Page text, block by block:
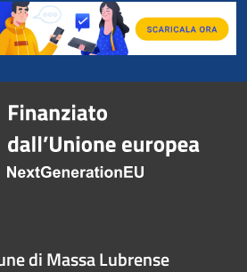
di Massa Lubrense